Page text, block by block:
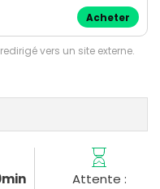
Acheter
vers un site externe.
Attente :